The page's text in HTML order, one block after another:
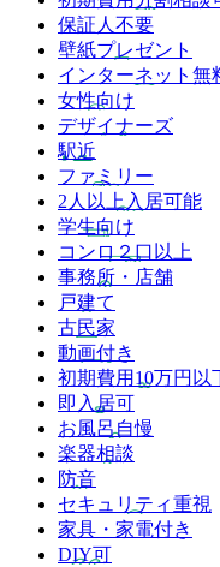
保証人不要
壁紙プレゼント
インターネット無
女性向け
デザイナーズ
駅近
ファミリー
2人以上入居可能
学生向け
コンロ２口以上
事務所・店舗
戸建て
古民家
動画付き
初期費用10万円以
即入居可
お風呂自慢
楽器相談
防音
セキュリティ重視
家具・家電付き
DIY可